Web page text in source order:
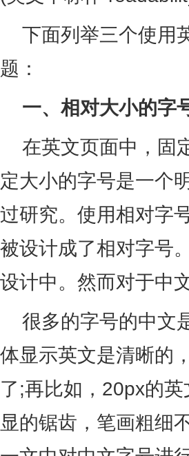
下面列举三个使用
题：
一、相对大小的字
在英文页面中，固
定大小的字号是一个
过研究。使用相对字
被设计成了相对字号
设计中。然而对于中
很多的字号的中文
体显示英文是清晰的
了;再比如，20px的
显的锯齿，笔画粗细